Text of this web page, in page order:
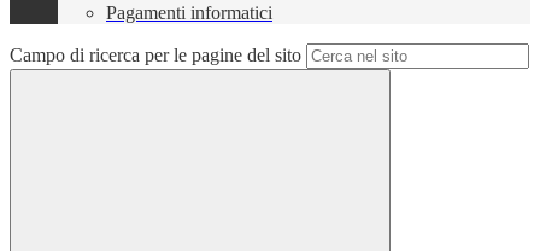
Pagamenti informatici
Campo di ricerca per le pagine del sito